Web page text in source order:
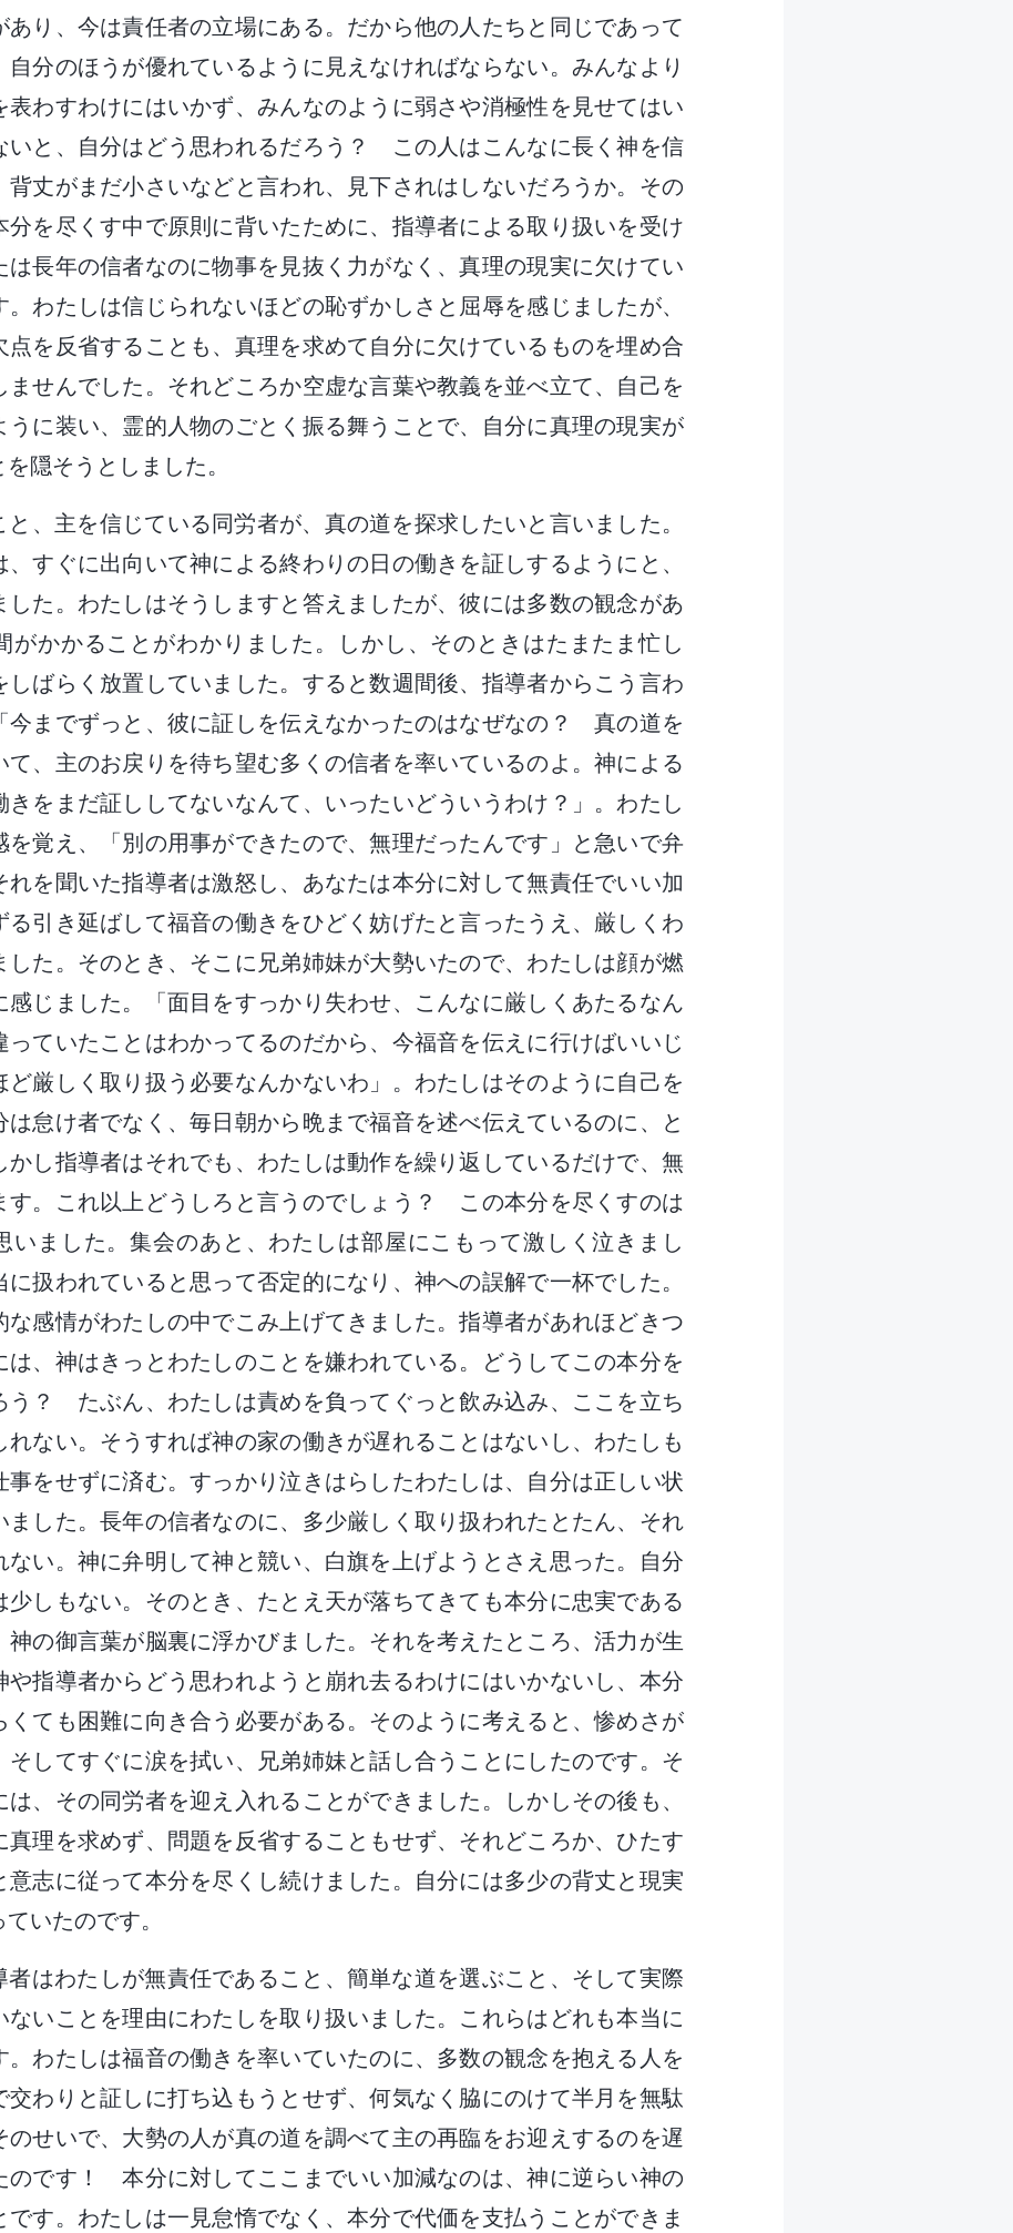
あり、今は責任者の立場にある。だから他の人たちと同じであって
自分のほうが優れているように見えなければならない。みんなより
表わすわけにはいかず、みんなのように弱さや消極性を見せてはい
いと、自分はどう思われるだろう？ この人はこんなに長く神を信
背丈がまだ小さいなどと言われ、見下されはしないだろうか。その
分を尽くす中で原則に背いたために、指導者による取り扱いを受け
は長年の信者なのに物事を見抜く力がなく、真理の現実に欠けてい
。わたしは信じられないほどの恥ずかしさと屈辱を感じましたが、
点を反省することも、真理を求めて自分に欠けているものを埋め合
ませんでした。それどころか空虚な言葉や教義を並べ立て、自己を
うに装い、霊的人物のごとく振る舞うことで、自分に真理の現実が
隠そうとしました。
と、主を信じている同労者が、真の道を探求したいと言いました。
、すぐに出向いて神による終わりの日の働きを証しするようにと、
した。わたしはそうしますと答えましたが、彼には多数の観念があ
がかかることがわかりました。しかし、そのときはたまたま忙し
しばらく放置していました。すると数週間後、指導者からこう言わ
今までずっと、彼に証しを伝えなかったのはなぜなの？ 真の道を
て、主のお戻りを待ち望む多くの信者を率いているのよ。神による
きをまだ証ししてないなんて、いったいどういうわけ？」。わたし
を覚え、「別の用事ができたので、無理だったんです」と急いで弁
れを聞いた指導者は激怒し、あなたは本分に対して無責任でいい加
る引き延ばして福音の働きをひどく妨げたと言ったうえ、厳しくわ
した。そのとき、そこに兄弟姉妹が大勢いたので、わたしは顔が燃
感じました。「面目をすっかり失わせ、こんなに厳しくあたるなん
っていたことはわかってるのだから、今福音を伝えに行けばいいじ
ど厳しく取り扱う必要なんかないわ」。わたしはそのように自己を
は怠け者でなく、毎日朝から晩まで福音を述べ伝えているのに、と
かし指導者はそれでも、わたしは動作を繰り返しているだけで、無
す。これ以上どうしろと言うのでしょう？ この本分を尽くすのは
いました。集会のあと、わたしは部屋にこもって激しく泣きまし
に扱われていると思って否定的になり、神への誤解で一杯でした。
な感情がわたしの中でこみ上げてきました。指導者があれほどきつ
は、神はきっとわたしのことを嫌われている。どうしてこの本分を
う？ たぶん、わたしは責めを負ってぐっと飲み込み、ここを立ち
れない。そうすれば神の家の働きが遅れることはないし、わたしも
事をせずに済む。すっかり泣きはらしたわたしは、自分は正しい状
ました。長年の信者なのに、多少厳しく取り扱われたとたん、それ
ない。神に弁明して神と競い、白旗を上げようとさえ思った。自分
少しもない。そのとき、たとえ天が落ちてきても本分に忠実である
神の御言葉が脳裏に浮かびました。それを考えたところ、活力が生
や指導者からどう思われようと崩れ去るわけにはいかないし、本分
くても困難に向き合う必要がある。そのように考えると、惨めさが
そしてすぐに涙を拭い、兄弟姉妹と話し合うことにしたのです。そ
は、その同労者を迎え入れることができました。しかしその後も、
真理を求めず、問題を反省することもせず、それどころか、ひたす
意志に従って本分を尽くし続けました。自分には多少の背丈と現実
いたのです。
者はわたしが無責任であること、簡単な道を選ぶこと、そして実際
ないことを理由にわたしを取り扱いました。これらはどれも本当に
。わたしは福音の働きを率いていたのに、多数の観念を抱える人を
交わりと証しに打ち込もうとせず、何気なく脇にのけて半月を無駄
のせいで、大勢の人が真の道を調べて主の再臨をお迎えするのを遅
のです！ 本分に対してここまでいい加減なのは、神に逆らい神の
です。わたしは一見怠惰でなく、本分で代価を支払うことができま